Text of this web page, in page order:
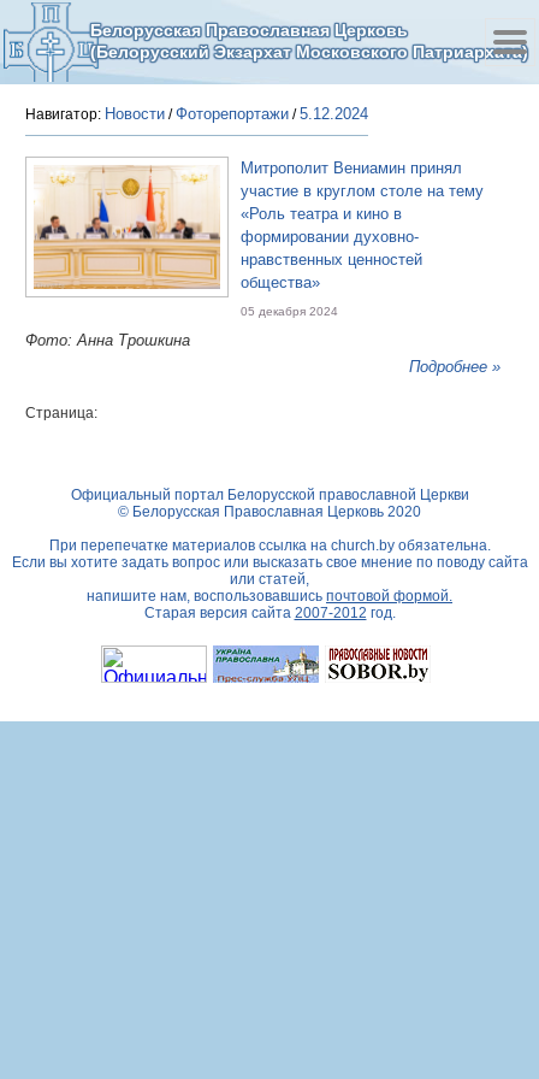
Белорусская Православная Церковь
(Белорусский Экзархат Московского Патриархата)
Навигатор: Новости /Фоторепортажи /5.12.2024
Митрополит Вениамин принял
участие в круглом столе на тему
«Роль театра и кино в
формировании духовно-
нравственных ценностей
общества»
05 декабря 2024
Фото: Анна Трошкина
Подробнее »
Страница:
Официальный портал Белорусской православной Церкви
© Белорусская Православная Церковь 2020
При перепечатке материалов ссылка на church.byобязательна.
Если вы хотите задать вопрос или высказать свое мнение по поводу сайта
или статей,
напишите нам, воспользовавшись почтовой формой.
Старая версия сайта 2007-2012 год.